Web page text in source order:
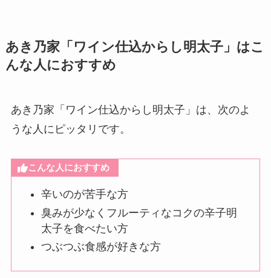
あき乃家「ワイン仕込からし明太子」はこ
んな人におすすめ
あき乃家「ワイン仕込からし明太子」は、次のよ
うな人にピッタリです。
こんな人におすすめ
辛いのが苦手な方
臭みが少なくフルーティなコクの辛子明
太子を食べたい方
つぶつぶ食感が好きな方